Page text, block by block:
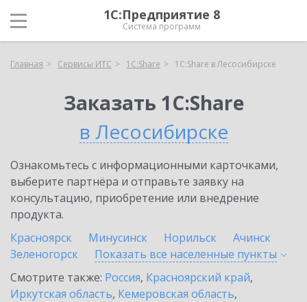
1С:Предприятие 8
Система программ
Главная Сервисы ИТС 1С:Share 1С:Share в Лесосибирске
Заказать 1С:Share
в Лесосибирске
Ознакомьтесь с информационными карточками,
выберите партнёра и отправьте заявку на
консультацию, приобретение или внедрение
продукта.
Красноярск
Минусинск Норильск
Ачинск
Зеленогорск
Показать все населенные пункты
Смотрите также: Россия, Красноярский край,
Иркутская область, Кемеровская область,